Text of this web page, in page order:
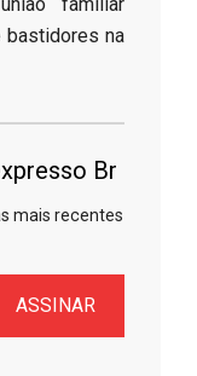
na
Br
mais recentes
ASSINAR